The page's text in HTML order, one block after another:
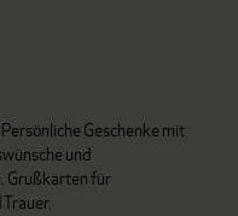
Geschenke mit
und
Grußkarten für